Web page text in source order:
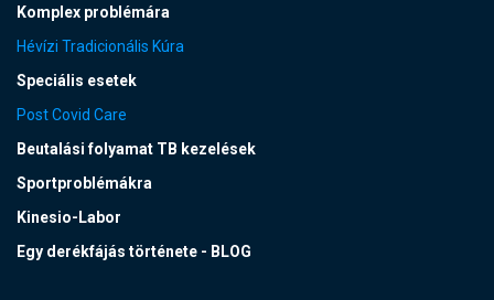
Komplex problémára
Hévízi Tradicionális Kúra
Speciális esetek
Post Covid Care
Beutalási folyamat TB kezelések
Sportproblémákra
Kinesio-Labor
Egy derékfájás története - BLOG